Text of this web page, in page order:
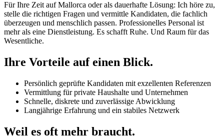
Für Ihre Zeit auf Mallorca oder als dauerhafte Lösung: Ich höre zu,
stelle die richtigen Fragen und vermittle Kandidaten, die fachlich
überzeugen und menschlich passen. Professionelles Personal ist
mehr als eine Dienstleistung. Es schafft Ruhe. Und Raum für das
Wesentliche.
Ihre Vorteile auf einen Blick.
Persönlich geprüfte Kandidaten mit exzellenten Referenzen
Vermittlung für private Haushalte und Unternehmen
Schnelle, diskrete und zuverlässige Abwicklung
Langjährige Erfahrung und ein stabiles Netzwerk
Weil es oft mehr braucht.